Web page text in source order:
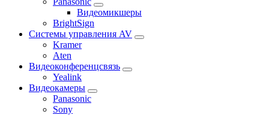
Видеомикшеры
BrightSign
Системы управления AV
Kramer
Aten
Видеоконференцсвязь
Yealink
Видеокамеры
Panasonic
Sony